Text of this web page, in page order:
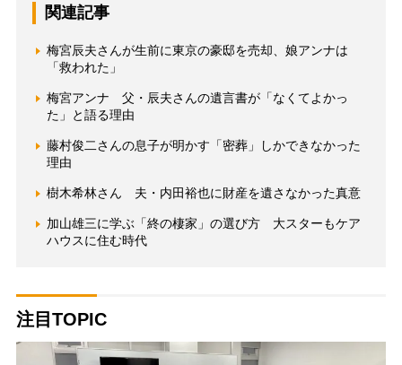
関連記事
梅宮辰夫さんが生前に東京の豪邸を売却、娘アンナは
「救われた」
梅宮アンナ 父・辰夫さんの遺言書が「なくてよかっ
た」と語る理由
藤村俊二さんの息子が明かす「密葬」しかできなかった
理由
樹木希林さん 夫・内田裕也に財産を遺さなかった真意
加山雄三に学ぶ「終の棲家」の選び方 大スターもケア
ハウスに住む時代
注目TOPIC